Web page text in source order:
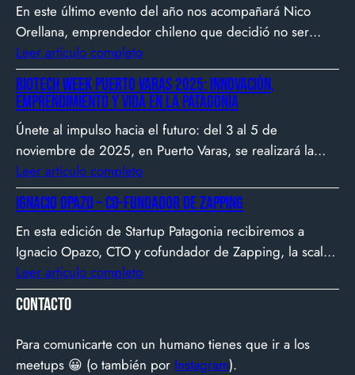
En este último evento del año nos acompañará Nico
Orellana, emprendedor chileno que decidió no ser
gerente, sino constructor de impacto. Desde que en
2007 fundó Webprendedor (¡un visionario!), evento
que buscó dar visibilidad al emprendimiento
tecnológico en Chile, hasta fundar Welcu, la primera
empresa latinoamericana acelerada por 500 Startups en
Silicon Valley.
Leer artículo completo
Biotech Week Puerto Varas 2025: Innovación,
emprendimiento y vida en la Patagonia
Únete al impulso hacia el futuro: del 3 al 5 de
noviembre de 2025, en Puerto Varas, se realizará la
Biotech Week Puerto Varas 2025 donde la
biotecnología, el emprendimiento y el entorno
patagónico convergen para transformar ideas en
impacto.
Leer artículo completo
Ignacio Opazo – Co-Fundador de Zapping
En esta edición de Startup Patagonia recibiremos a
Ignacio Opazo, CTO y cofundador de Zapping, la scale-
up chilena que está cambiando la manera en que
América Latina ve televisión. ​Zapping nació con una idea
simple y potente: ofrecer una experiencia de TV por
internet fluida, sin decodificadores ni contratos, y hoy
suma más de 600…
Leer artículo completo
Contacto
Para comunicarte con un humano tienes que ir a los
meetups 😀 (o también por Instagram).